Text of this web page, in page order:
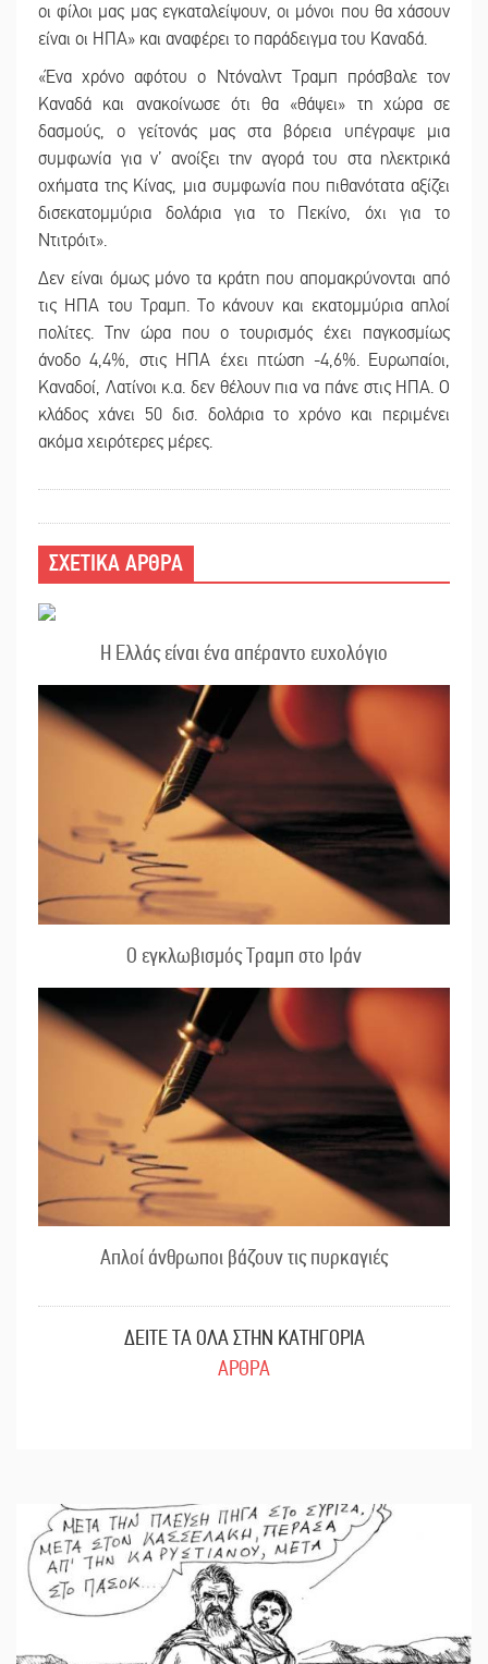
οι φίλοι μας μας εγκαταλείψουν, οι μόνοι που θα χάσουν
είναι οι ΗΠΑ» και αναφέρει το παράδειγμα του Καναδά.
«Ένα χρόνο αφότου ο Ντόναλντ Τραμπ πρόσβαλε τον
Καναδά και ανακοίνωσε ότι θα «θάψει» τη χώρα σε
δασμούς, ο γείτονάς μας στα βόρεια υπέγραψε μια
συμφωνία για ν’ ανοίξει την αγορά του στα ηλεκτρικά
οχήματα της Κίνας, μια συμφωνία που πιθανότατα αξίζει
δισεκατομμύρια δολάρια για το Πεκίνο, όχι για το
Ντιτρόιτ».
Δεν είναι όμως μόνο τα κράτη που απομακρύνονται από
τις ΗΠΑ του Τραμπ. Το κάνουν και εκατομμύρια απλοί
πολίτες. Την ώρα που ο τουρισμός έχει παγκοσμίως
άνοδο 4,4%, στις ΗΠΑ έχει πτώση -4,6%. Ευρωπαίοι,
Καναδοί, Λατίνοι κ.α. δεν θέλουν πια να πάνε στις ΗΠΑ. Ο
κλάδος χάνει 50 δισ. δολάρια το χρόνο και περιμένει
ακόμα χειρότερες μέρες.
ΣΧΕΤΙΚΑ ΑΡΘΡΑ
Η Ελλάς είναι ένα απέραντο ευχολόγιο
Ο εγκλωβισμός Τραμπ στο Ιράν
Απλοί άνθρωποι βάζουν τις πυρκαγιές
ΔΕΙΤΕ ΤΑ ΟΛΑ ΣΤΗΝ ΚΑΤΗΓΟΡΙΑ
ΑΡΘΡΑ